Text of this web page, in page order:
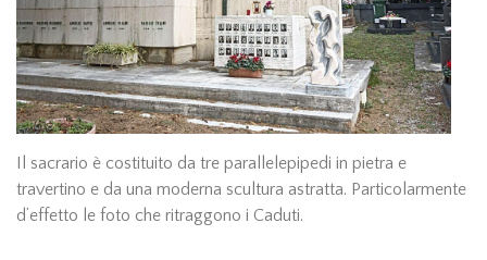
Il sacrario è costituito da tre parallelepipedi in pietra e
travertino e da una moderna scultura astratta. Particolarmente
d’effetto le foto che ritraggono i Caduti.